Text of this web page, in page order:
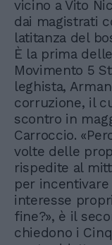
vicino a Vito
dai magistrati
latitanza del
È la prima
Movimento 5
leghista,
corruzione, il
scontro in
Carroccio.
volte delle
rispedite al
per
interesse
fine?», è il
chiedono i